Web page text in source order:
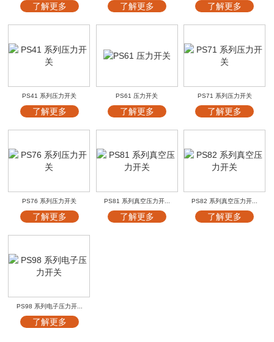
了解更多 了解更多 了解更多
PS41 系列压力开关
了解更多
PS61 压力开关
了解更多
PS71 系列压力开关
了解更多
PS76 系列压力开关
了解更多
PS81 系列真空压力开...
了解更多
PS82 系列真空压力开...
了解更多
PS98 系列电子压力开...
了解更多